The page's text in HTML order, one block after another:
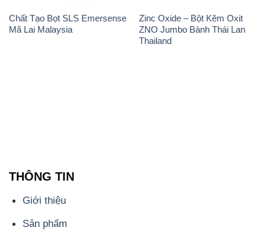
Chính sách và quy định chung
Tin tức
Liên hệ